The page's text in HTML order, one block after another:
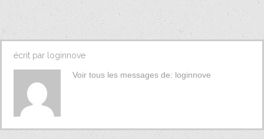
fermés
écrit par loginnove
Voir tous les messages de: loginnove